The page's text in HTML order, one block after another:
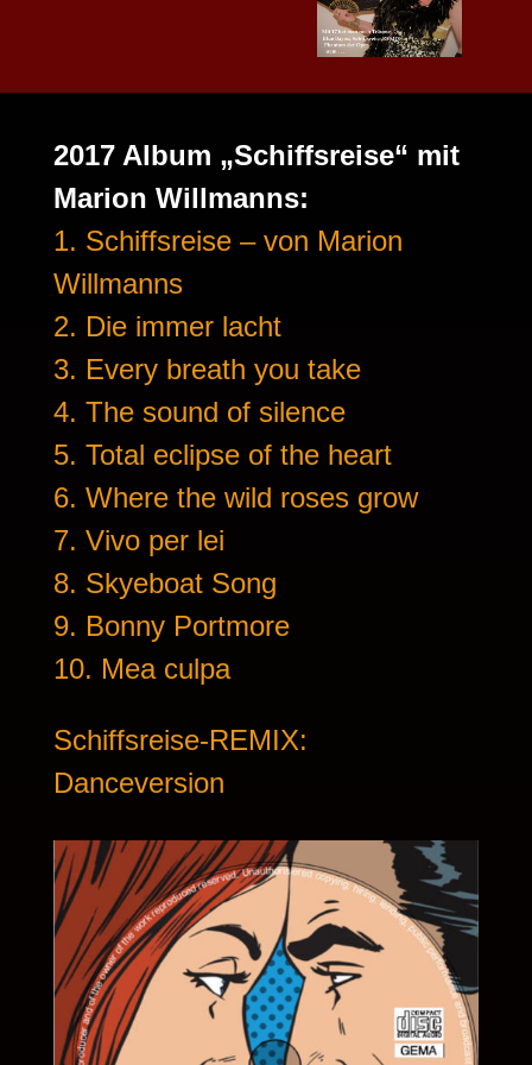
2017 Album „Schiffsreise“ mit
Marion Willmanns:
1. Schiffsreise – von Marion
Willmanns
2. Die immer lacht
3. Every breath you take
4. The sound of silence
5. Total eclipse of the heart
6. Where the wild roses grow
7. Vivo per lei
8. Skyeboat Song
9. Bonny Portmore
10. Mea culpa
Schiffsreise-REMIX:
Danceversion